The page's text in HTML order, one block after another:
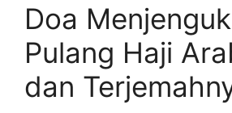
Doa
Pulang Haji
dan